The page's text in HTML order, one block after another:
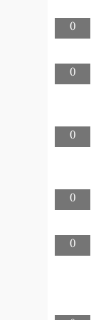
0
0
0
0
0